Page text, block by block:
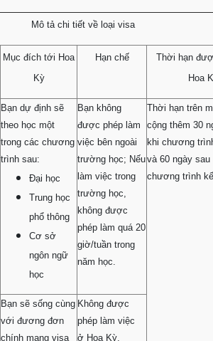
Mô tả chi tiết về loại visa
Mục đích tới Hoa
Kỳ
Hạn chế
Thời hạn
Hoa
Bạn dự định sẽ
theo học một
trong các chương
trình sau:
Đại học
Trung học
phổ thông
Cơ sở
ngôn ngữ
học
Bạn không
được phép làm
việc bên ngoài
trường học; Nếu
làm việc trong
trường học,
không được
phép làm quá 20
giờ/tuần trong
năm học.
Thời hạn trên
cộng thêm 30
khi chương
và 60 ngày sau
chương trình
Bạn sẽ sống cùng
với đương đơn
chính mang visa
Không được
phép làm việc
ở Hoa Kỳ.